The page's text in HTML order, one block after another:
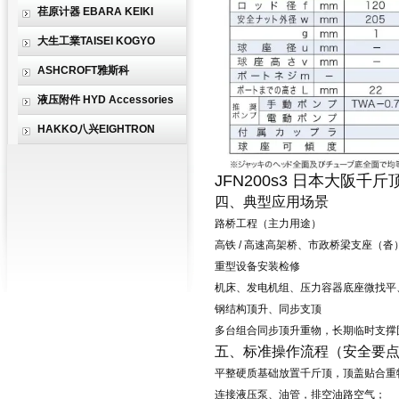
荏原计器 EBARA KEIKI
大生工業TAISEI KOGYO
ASHCROFT雅斯科
液压附件 HYD Accessories
HAKKO八兴EIGHTRON
JFN200s3 日本大阪千斤
四、典型应用场景
路桥工程（主力用途）
高铁 / 高速高架桥、市政桥梁支座（沓
重型设备安装检修
机床、发电机组、压力容器底座微找
钢结构顶升、同步支顶
多台组合同步顶升重物，长期临时支撑
五、标准操作流程（安全要
平整硬质基础放置千斤顶，顶盖贴合
连接液压泵、油管，排空油路空气；